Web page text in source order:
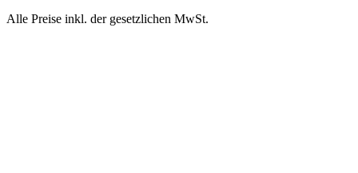
Alle Preise inkl. der gesetzlichen MwSt.